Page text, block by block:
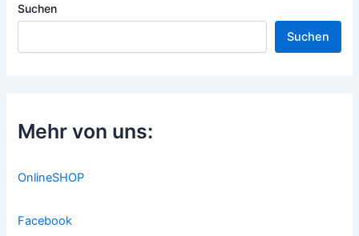
Suchen
Suchen
Mehr von uns:
OnlineSHOP
Facebook